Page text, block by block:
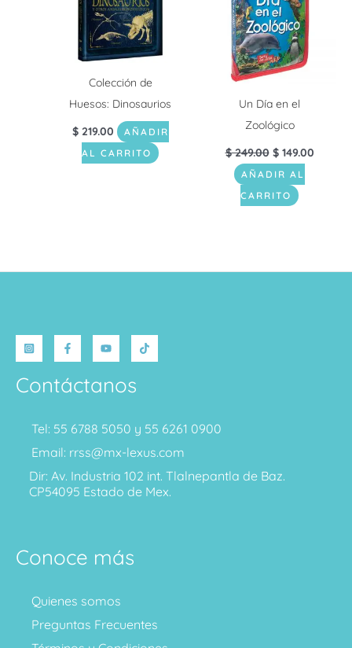
Colección de
Huesos: Dinosaurios
$219.00
AÑADIR
AL CARRITO
Un Día en el
Zoológico
$249.00 $149.00
AÑADIR AL
CARRITO
Contáctanos
Tel: 55 6788 5050 y 55 6261 0900
Email: rrss@mx-lexus.com
Dir: Av. Industria 102 int. Tlalnepantla de Baz.
CP54095 Estado de Mex.
Conoce más
Quienes somos
Preguntas Frecuentes